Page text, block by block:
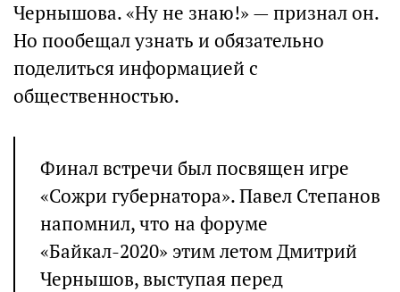
Чернышова. «Ну не знаю!» — признал он.
Но пообещал узнать и обязательно
поделиться информацией с
общественностью.
Финал встречи был посвящен игре
«Сожри губернатора». Павел Степанов
напомнил, что на форуме
«Байкал-2020» этим летом Дмитрий
Чернышов, выступая перед